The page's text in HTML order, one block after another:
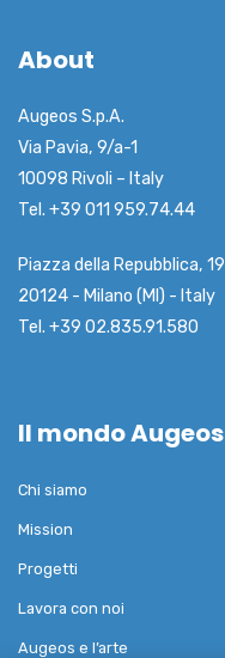
About
Augeos S.p.A.
Via Pavia, 9/a-1
10098 Rivoli – Italy
Tel. +39 011 959.74.44
Piazza della Repubblica, 19
20124 - Milano (MI) - Italy
Tel. +39 02.835.91.580
Il mondo Augeos
Chi siamo
Mission
Progetti
Lavora con noi
Augeos e l’arte